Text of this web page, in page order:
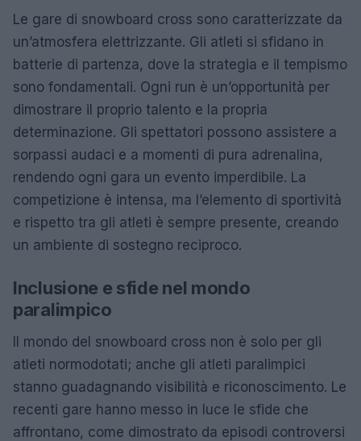
Le gare di snowboard cross sono caratterizzate da
un’atmosfera elettrizzante. Gli atleti si sfidano in
batterie di partenza, dove la strategia e il tempismo
sono fondamentali. Ogni run è un’opportunità per
dimostrare il proprio talento e la propria
determinazione. Gli spettatori possono assistere a
sorpassi audaci e a momenti di pura adrenalina,
rendendo ogni gara un evento imperdibile. La
competizione è intensa, ma l’elemento di sportività
e rispetto tra gli atleti è sempre presente, creando
un ambiente di sostegno reciproco.
Inclusione e sfide nel mondo
paralimpico
Il mondo del snowboard cross non è solo per gli
atleti normodotati; anche gli atleti paralimpici
stanno guadagnando visibilità e riconoscimento. Le
recenti gare hanno messo in luce le sfide che
affrontano, come dimostrato da episodi controversi